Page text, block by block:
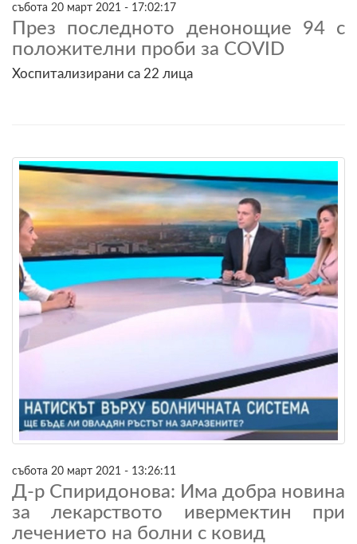
събота 20 март 2021 - 17:02:17
През последното денонощие 94 с
положителни проби за COVID
Хоспитализирани са 22 лица
събота 20 март 2021 - 13:26:11
Д-р Спиридонова: Има добра новина
за лекарството ивермектин при
лечението на болни с ковид